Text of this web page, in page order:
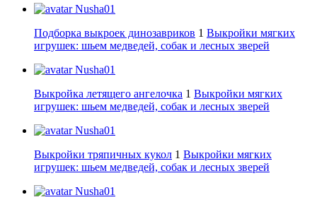
Nusha01
Подборка выкроек динозавриков 1 Выкройки мягких
игрушек: шьем медведей, собак и лесных зверей
Nusha01
Выкройка летящего ангелочка 1 Выкройки мягких
игрушек: шьем медведей, собак и лесных зверей
Nusha01
Выкройки тряпичных кукол 1 Выкройки мягких
игрушек: шьем медведей, собак и лесных зверей
Nusha01